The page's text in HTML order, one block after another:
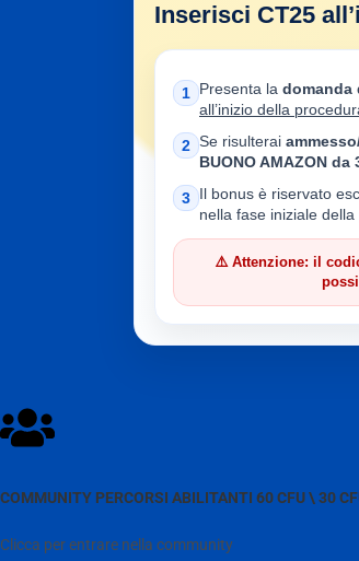
Inserisci CT25
1 Presenta la domanda
all’inizio della
2 Se risulterai
BUONO AMAZON da
3 Il bonus è riservato
nella fase iniziale
⚠️ Attenzione: il
COMMUNITY PERCORSI ABILITANTI 60 CFU \ 30
Clicca per entrare nella community